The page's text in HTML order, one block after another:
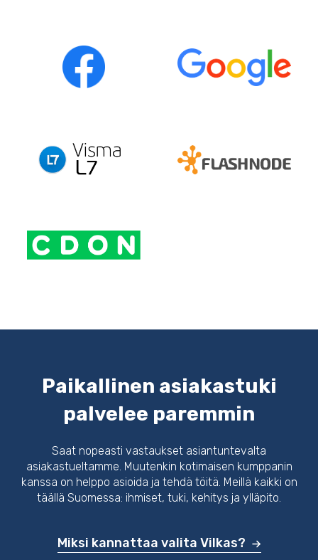
Paikallinen asiakastuki
palvelee paremmin
Saat nopeasti vastaukset asiantuntevalta
asiakastueltamme. Muutenkin kotimaisen kumppanin
kanssa on helppo asioida ja tehdä töitä. Meillä kaikki on
täällä Suomessa: ihmiset, tuki, kehitys ja ylläpito.
Miksi kannattaa valita Vilkas?